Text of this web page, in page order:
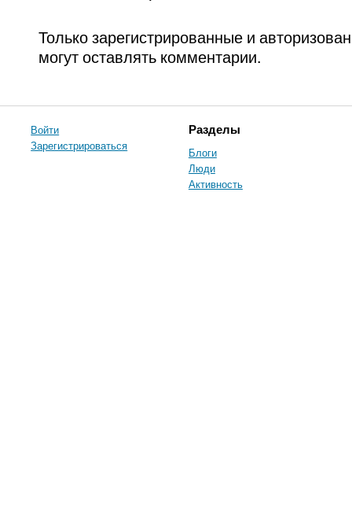
Только зарегистрированные и
могут оставлять комментарии.
Войти
Зарегистрироваться
Разделы
Блоги
Люди
Активность